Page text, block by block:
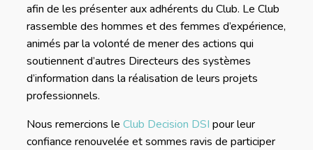
afin de les présenter aux adhérents du Club. Le Club
rassemble des hommes et des femmes d’expérience,
animés par la volonté de mener des actions qui
soutiennent d’autres Directeurs des systèmes
d’information dans la réalisation de leurs projets
professionnels.
Nous remercions leClub Decision DSI pour leur
confiance renouvelée et sommes ravis de participer